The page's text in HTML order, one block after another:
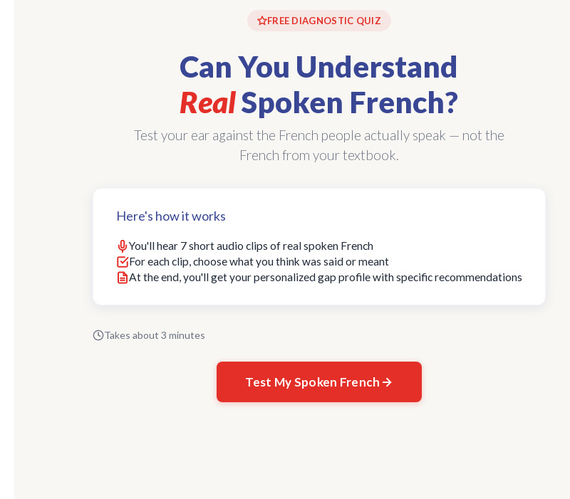
FREE DIAGNOSTIC QUIZ
Can You Understand
RealSpoken French?
Test your ear against the French people actually speak — not the
French from your textbook.
Here's how it works
You'll hear 7 short audio clips of real spoken French
For each clip, choose what you think was said or meant
At the end, you'll get your personalized gap profile with specific recommendations
Takes about 3 minutes
Test My Spoken French